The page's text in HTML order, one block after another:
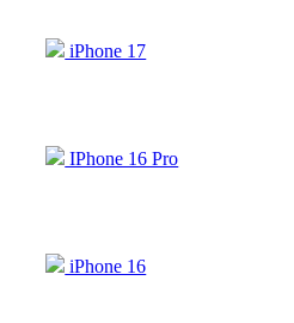
iPhone 17
IPhone 16 Pro
iPhone 16